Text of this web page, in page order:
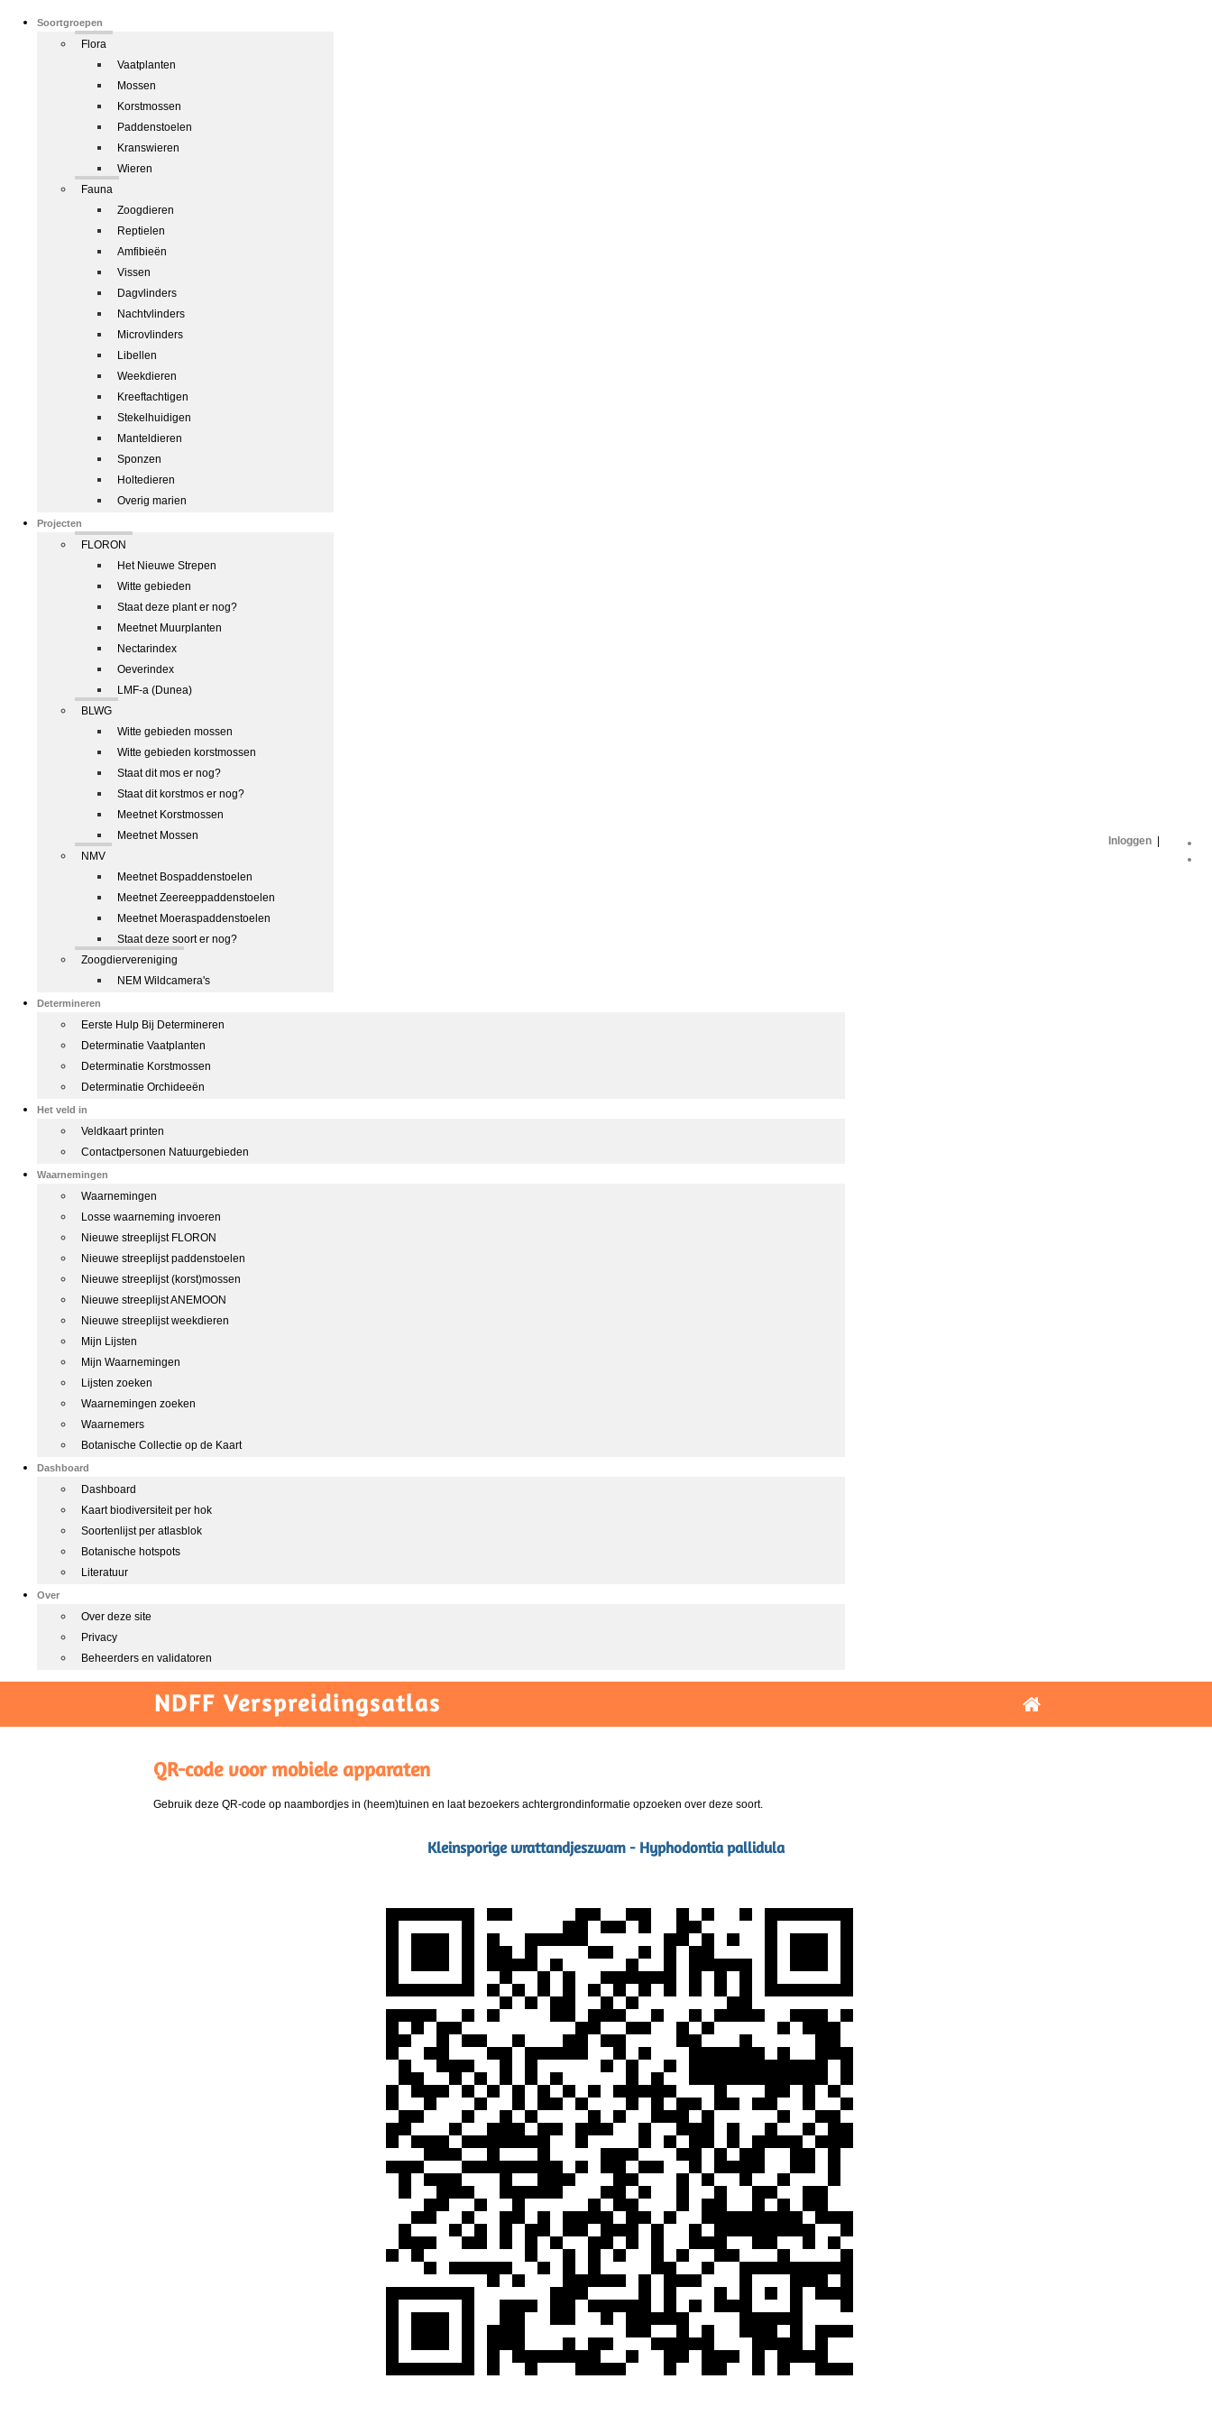
Soortgroepen
Flora
Vaatplanten
Mossen
Korstmossen
Paddenstoelen
Kranswieren
Wieren
Fauna
Zoogdieren
Reptielen
Amfibieën
Vissen
Dagvlinders
Nachtvlinders
Microvlinders
Libellen
Weekdieren
Kreeftachtigen
Stekelhuidigen
Manteldieren
Sponzen
Holtedieren
Overig marien
Projecten
FLORON
Het Nieuwe Strepen
Witte gebieden
Staat deze plant er nog?
Meetnet Muurplanten
Nectarindex
Oeverindex
LMF-a (Dunea)
BLWG
Witte gebieden mossen
Witte gebieden korstmossen
Staat dit mos er nog?
Staat dit korstmos er nog?
Meetnet Korstmossen
Meetnet Mossen
NMV
Meetnet Bospaddenstoelen
Meetnet Zeereeppaddenstoelen
Meetnet Moeraspaddenstoelen
Staat deze soort er nog?
Zoogdiervereniging
NEM Wildcamera's
Determineren
Eerste Hulp Bij Determineren
Determinatie Vaatplanten
Determinatie Korstmossen
Determinatie Orchideeën
Het veld in
Veldkaart printen
Contactpersonen Natuurgebieden
Waarnemingen
Waarnemingen
Losse waarneming invoeren
Nieuwe streeplijst FLORON
Nieuwe streeplijst paddenstoelen
Nieuwe streeplijst (korst)mossen
Nieuwe streeplijst ANEMOON
Nieuwe streeplijst weekdieren
Mijn Lijsten
Mijn Waarnemingen
Lijsten zoeken
Waarnemingen zoeken
Waarnemers
Botanische Collectie op de Kaart
Dashboard
Dashboard
Kaart biodiversiteit per hok
Soortenlijst per atlasblok
Botanische hotspots
Literatuur
Over
Over deze site
Privacy
Beheerders en validatoren
Inloggen
NDFF Verspreidingsatlas
QR-code voor mobiele apparaten
Gebruik deze QR-code op naambordjes in (heem)tuinen en laat bezoekers achtergrondinformatie opzoeken over deze soort.
Kleinsporige wrattandjeszwam - Hyphodontia pallidula